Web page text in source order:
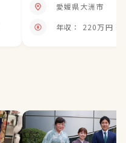
愛媛県大洲市
年収： 220万円 〜